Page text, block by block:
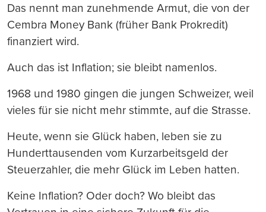
Das nennt man zunehmende Armut, die von der
Cembra Money Bank (früher Bank Prokredit)
finanziert wird.
Auch das ist Inflation; sie bleibt namenlos.
1968 und 1980 gingen die jungen Schweizer, weil
vieles für sie nicht mehr stimmte, auf die Strasse.
Heute, wenn sie Glück haben, leben sie zu
Hunderttausenden vom Kurzarbeitsgeld der
Steuerzahler, die mehr Glück im Leben hatten.
Keine Inflation? Oder doch? Wo bleibt das